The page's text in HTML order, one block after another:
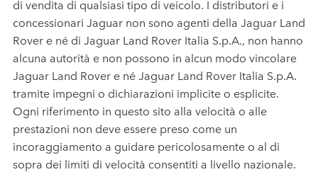
di vendita di qualsiasi tipo di veicolo. I distributori e i
concessionari Jaguar non sono agenti della Jaguar Land
Rover e né di Jaguar Land Rover Italia S.p.A., non hanno
alcuna autorità e non possono in alcun modo vincolare
Jaguar Land Rover e né Jaguar Land Rover Italia S.p.A.
tramite impegni o dichiarazioni implicite o esplicite.
Ogni riferimento in questo sito alla velocità o alle
prestazioni non deve essere preso come un
incoraggiamento a guidare pericolosamente o al di
sopra dei limiti di velocità consentiti a livello nazionale.